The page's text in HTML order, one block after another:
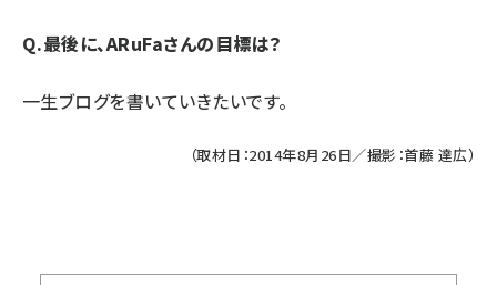
Q.最後に、ARuFaさんの目標は？
一生ブログを書いていきたいです。
（取材日：2014年8月26日／撮影：首藤 達広）